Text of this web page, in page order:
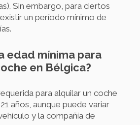
Sin embargo, para ciertos
un período mínimo de
edad mínima para
en Bélgica?
para alquilar un coche
años, aunque puede variar
y la compañía de